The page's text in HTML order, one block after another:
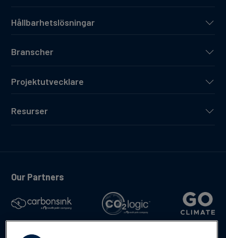
Hållbarhetslösningar
Branscher
Projektutvecklare
Resurser
Our Partners